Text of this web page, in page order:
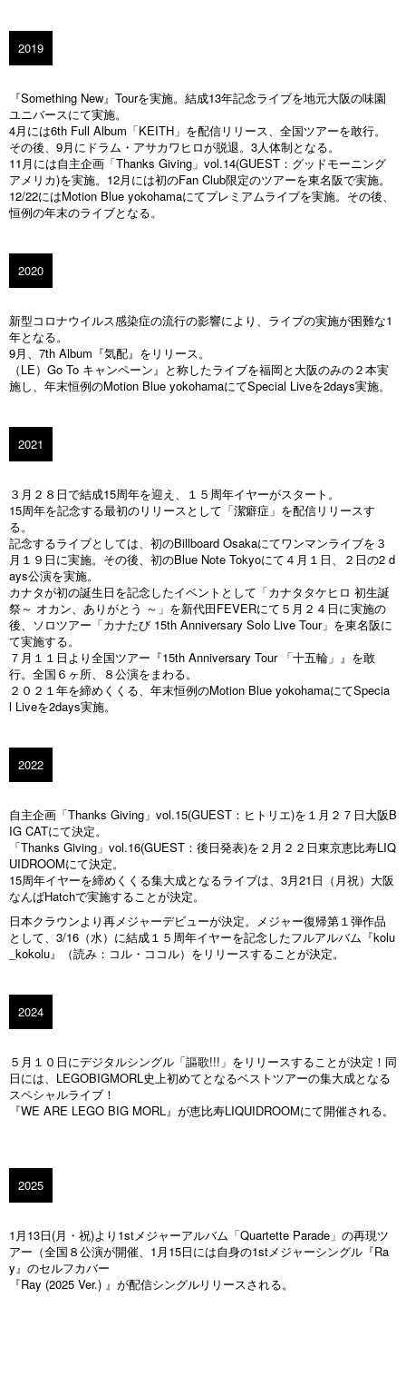
2019
『Something New』Tourを実施。結成13年記念ライブを地元大阪の味園
ユニバースにて実施。
4月には6th Full Album「KEITH」を配信リリース、全国ツアーを敢行。
その後、9月にドラム・アサカワヒロが脱退。3人体制となる。
11月には自主企画「Thanks Giving」vol.14(GUEST：グッドモーニング
アメリカ)を実施。12月には初のFan Club限定のツアーを東名阪で実施。
12/22にはMotion Blue yokohamaにてプレミアムライブを実施。その後、
恒例の年末のライブとなる。
2020
新型コロナウイルス感染症の流行の影響により、ライブの実施が困難な1
年となる。
9月、7th Album『気配』をリリース。
（LE）Go To キャンペーン』と称したライブを福岡と大阪のみの２本実
施し、年末恒例のMotion Blue yokohamaにてSpecial Liveを2days実施。
2021
３月２８日で結成15周年を迎え、１５周年イヤーがスタート。
15周年を記念する最初のリリースとして「潔癖症」を配信リリースす
る。
記念するライブとしては、初のBillboard Osakaにてワンマンライブを３
月１９日に実施。その後、初のBlue Note Tokyoにて４月１日、２日の2 d
ays公演を実施。
カナタが初の誕生日を記念したイベントとして「カナタタケヒロ 初生誕
祭～ オカン、ありがとう ～」を新代田FEVERにて５月２４日に実施の
後、ソロツアー「カナたび 15th Anniversary Solo Live Tour」を東名阪に
て実施する。
７月１１日より全国ツアー『15th Anniversary Tour 「十五輪」』を敢
行。全国６ヶ所、８公演をまわる。
２０２１年を締めくくる、年末恒例のMotion Blue yokohamaにてSpecia
l Liveを2days実施。
2022
自主企画「Thanks Giving」vol.15(GUEST：ヒトリエ)を１月２７日大阪B
IG CATにて決定。
「Thanks Giving」vol.16(GUEST：後日発表)を２月２２日東京恵比寿LIQ
UIDROOMにて決定。
15周年イヤーを締めくくる集大成となるライブは、3月21日（月祝）大阪
なんばHatchで実施することが決定。
日本クラウンより再メジャーデビューが決定。メジャー復帰第１弾作品
として、3/16（水）に結成１５周年イヤーを記念したフルアルバム『kolu
_kokolu』（読み：コル・ココル）をリリースすることが決定。
2024
５月１０日にデジタルシングル「謳歌!!!」をリリースすることが決定！同
日には、LEGOBIGMORL史上初めてとなるベストツアーの集大成となる
スペシャルライブ！
『WE ARE LEGO BIG MORL』が恵比寿LIQUIDROOMにて開催される。
2025
1月13日(月・祝)より1stメジャーアルバム「Quartette Parade」の再現ツ
アー（全国８公演が開催、1月15日には自身の1stメジャーシングル『Ra
y』のセルフカバー
『Ray (2025 Ver.) 』が配信シングルリリースされる。